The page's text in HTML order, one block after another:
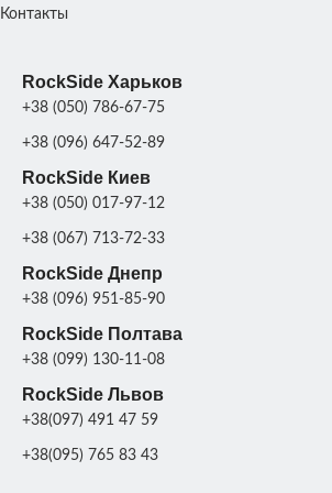
МАТЕРИАЛ
Контакты
RockSide Харьков
+38 (050) 786-67-75
+38 (096) 647-52-89
RockSide Киев
+38 (050) 017-97-12
+38 (067) 713-72-33
RockSide Днепр
+38 (096) 951-85-90
RockSide Полтава
+38 (099) 130-11-08
RockSide Львов
+38(097) 491 47 59
+38(095) 765 83 43